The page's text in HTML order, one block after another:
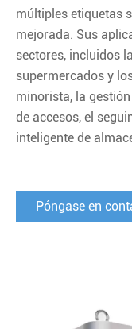
múltiples etiquetas
mejorada. Sus
sectores, incluidos
supermercados y
minorista, la
de accesos, el
inteligente de
Póngase en